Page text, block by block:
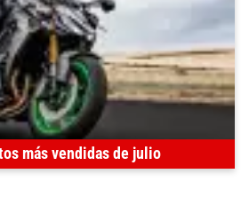
más vendidas de julio